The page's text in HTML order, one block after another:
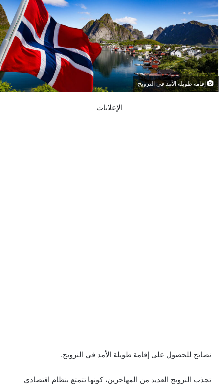
إقامة طويلة الأمد في النرويج
الإعلانات
نصائح للحصول على إقامة طويلة الأمد في النرويج.
تجذب النرويج العديد من المهاجرين، كونها تتمتع بنظام اقتصادي